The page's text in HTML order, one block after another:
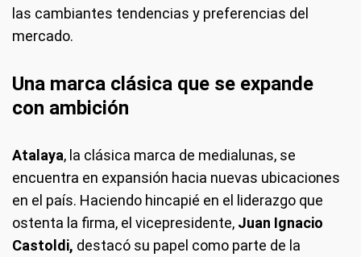
las cambiantes tendencias y preferencias del
mercado.
Una marca clásica que se expande
con ambición
Atalaya, la clásica marca de medialunas, se
encuentra en expansión hacia nuevas ubicaciones
en el país. Haciendo hincapié en el liderazgo que
ostenta la firma, el vicepresidente, Juan Ignacio
Castoldi, destacó su papel como parte de la